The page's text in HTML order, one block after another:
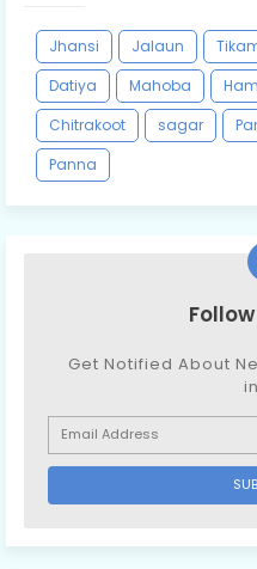
Jhansi Jalaun
Datiya
Mahoba
Chitrakoot
sagar
Panna
Get Notified About